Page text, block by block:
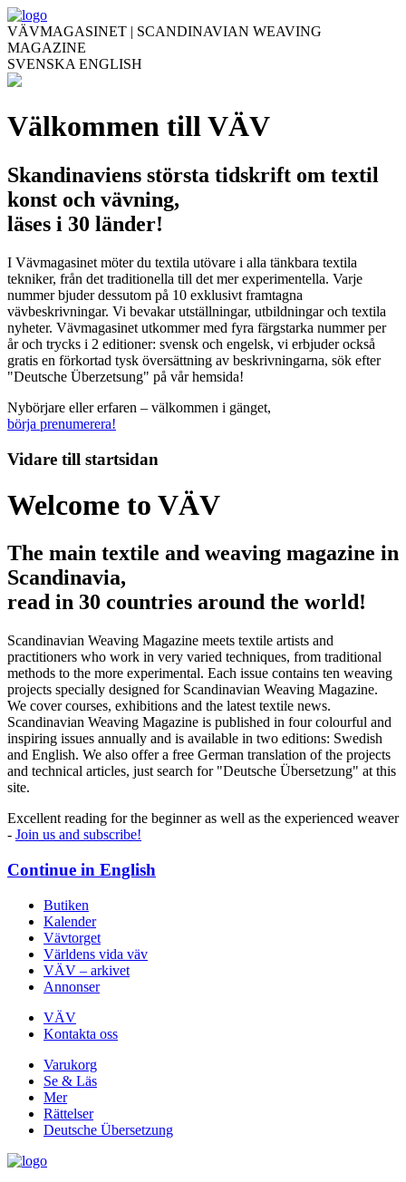
VÄVMAGASINET | SCANDINAVIAN WEAVING
MAGAZINE
SVENSKA ENGLISH
Välkommen till VÄV
Skandinaviens största tidskrift om textil
konst och vävning,
läses i 30 länder!
I Vävmagasinet möter du textila utövare i alla tänkbara textila
tekniker, från det traditionella till det mer experimentella. Varje
nummer bjuder dessutom på 10 exklusivt framtagna
vävbeskrivningar. Vi bevakar utställningar, utbildningar och textila
nyheter. Vävmagasinet utkommer med fyra färgstarka nummer per
år och trycks i 2 editioner: svensk och engelsk, vi erbjuder också
gratis en förkortad tysk översättning av beskrivningarna, sök efter
"Deutsche Überzetsung" på vår hemsida!
Nybörjare eller erfaren – välkommen i gänget,
börja prenumerera!
Vidare till startsidan
Welcome to VÄV
The main textile and weaving magazine in
Scandinavia,
read in 30 countries around the world!
Scandinavian Weaving Magazine meets textile artists and
practitioners who work in very varied techniques, from traditional
methods to the more experimental. Each issue contains ten weaving
projects specially designed for Scandinavian Weaving Magazine.
We cover courses, exhibitions and the latest textile news.
Scandinavian Weaving Magazine is published in four colourful and
inspiring issues annually and is available in two editions: Swedish
and English. We also offer a free German translation of the projects
and technical articles, just search for "Deutsche Übersetzung" at this
site.
Excellent reading for the beginner as well as the experienced weaver
- Join us and subscribe!
Continue in English
Butiken
Kalender
Vävtorget
Världens vida väv
VÄV – arkivet
Annonser
VÄV
Kontakta oss
Varukorg
Se & Läs
Mer
Rättelser
Deutsche Übersetzung